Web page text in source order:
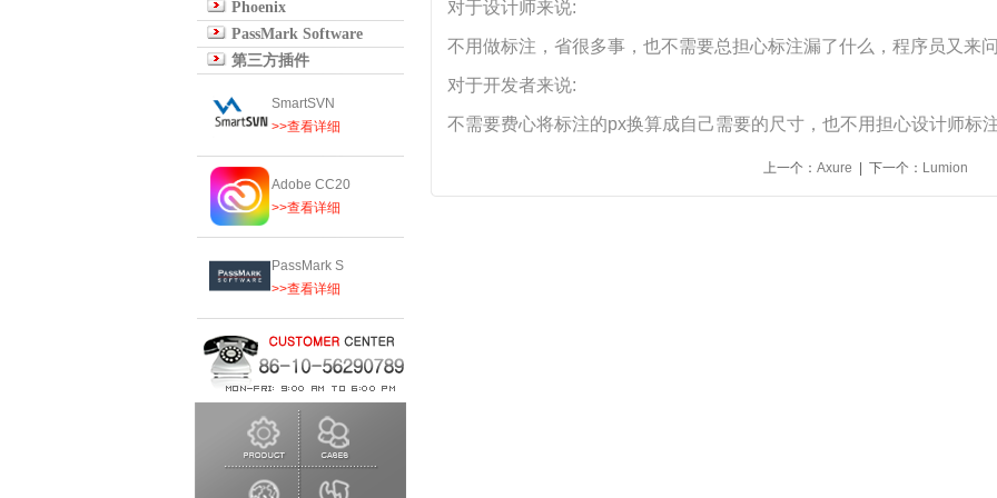
Phoenix
PassMark Software
第三方插件
SmartSVN
>>查看详细
Adobe CC20
>>查看详细
PassMark S
>>查看详细
对于设计师来说:
不用做标注，省很多事，也不需要总担心标注漏了什么，程序员又来
对于开发者来说:
不需要费心将标注的px换算成自己需要的尺寸，也不用担心设计师标
上一个： Axure | 下一个： Lumion